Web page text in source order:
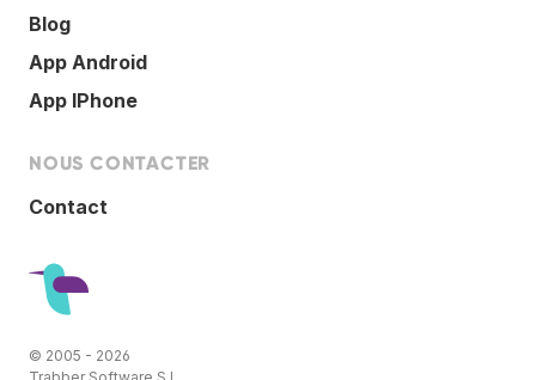
Blog
App Android
App IPhone
NOUS CONTACTER
Contact
© 2005 - 2026